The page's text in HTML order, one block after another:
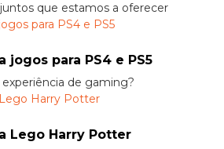
que estamos a oferecer
jogos para PS4 e PS5
de gaming?
Lego Harry Potter